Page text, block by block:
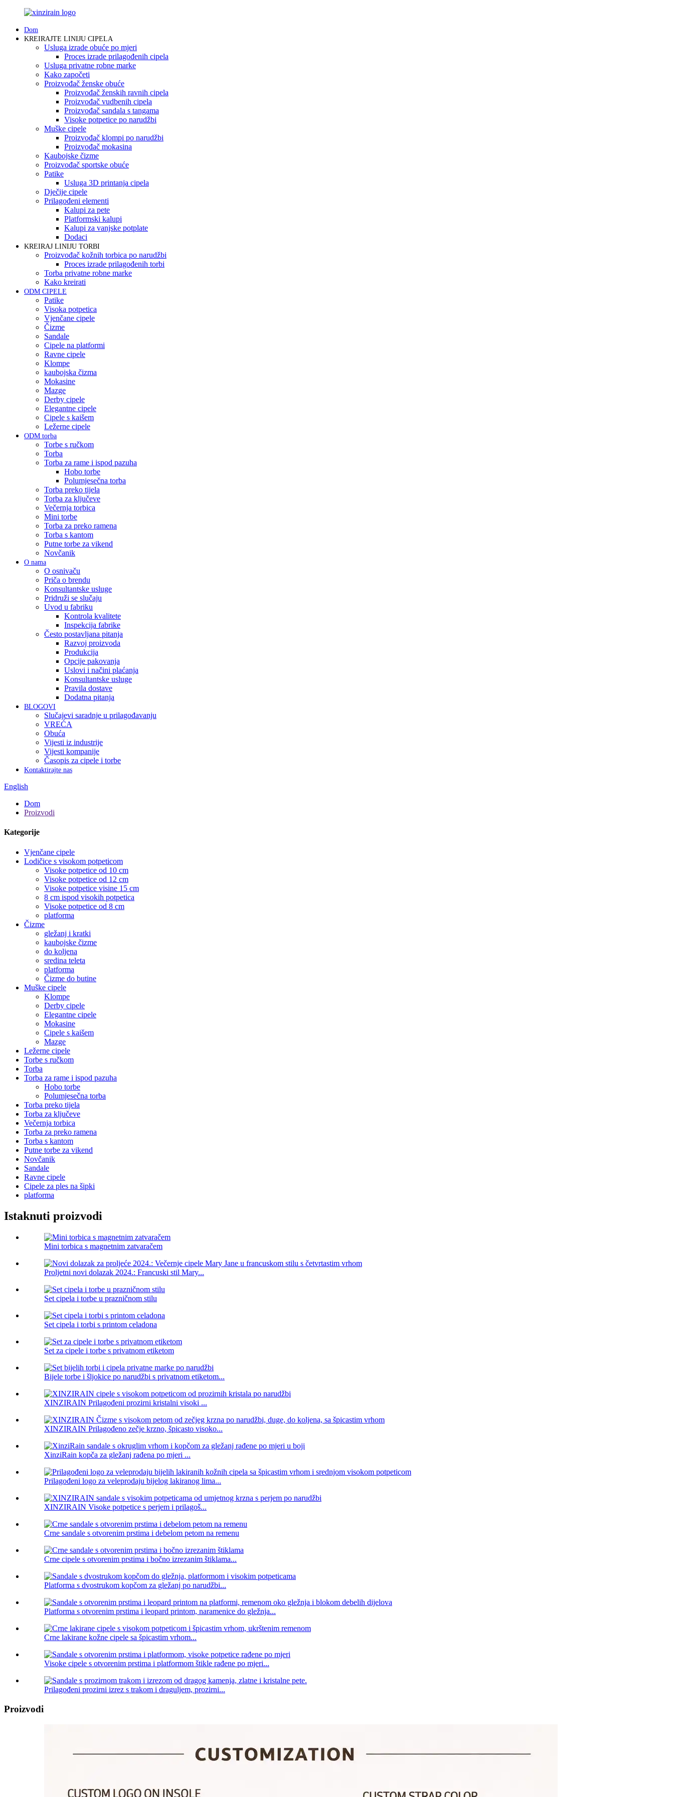
Dom
KREIRAJTE LINIJU CIPELA
Usluga izrade obuće po mjeri
Proces izrade prilagođenih cipela
Usluga privatne robne marke
Kako započeti
Proizvođač ženske obuće
Proizvođač ženskih ravnih cipela
Proizvođač vudbenih cipela
Proizvođač sandala s tangama
Visoke potpetice po narudžbi
Muške cipele
Proizvođač klompi po narudžbi
Proizvođač mokasina
Kaubojske čizme
Proizvođač sportske obuće
Patike
Usluga 3D printanja cipela
Dječije cipele
Prilagođeni elementi
Kalupi za pete
Platformski kalupi
Kalupi za vanjske potplate
Dodaci
KREIRAJ LINIJU TORBI
Proizvođač kožnih torbica po narudžbi
Proces izrade prilagođenih torbi
Torba privatne robne marke
Kako kreirati
ODM CIPELE
Patike
Visoka potpetica
Vjenčane cipele
Čizme
Sandale
Cipele na platformi
Ravne cipele
Klompe
kaubojska čizma
Mokasine
Mazge
Derby cipele
Elegantne cipele
Cipele s kaišem
Ležerne cipele
ODM torba
Torbe s ručkom
Torba
Torba za rame i ispod pazuha
Hobo torbe
Polumjesečna torba
Torba preko tijela
Torba za ključeve
Večernja torbica
Mini torbe
Torba za preko ramena
Torba s kantom
Putne torbe za vikend
Novčanik
O nama
O osnivaču
Priča o brendu
Konsultantske usluge
Pridruži se slučaju
Uvod u fabriku
Kontrola kvalitete
Inspekcija fabrike
Često postavljana pitanja
Razvoj proizvoda
Produkcija
Opcije pakovanja
Uslovi i načini plaćanja
Konsultantske usluge
Pravila dostave
Dodatna pitanja
BLOGOVI
Slučajevi saradnje u prilagođavanju
VREĆA
Obuća
Vijesti iz industrije
Vijesti kompanije
Časopis za cipele i torbe
Kontaktirajte nas
English
Dom
Proizvodi
Kategorije
Vjenčane cipele
Lodičice s visokom potpeticom
Visoke potpetice od 10 cm
Visoke potpetice od 12 cm
Visoke potpetice visine 15 cm
8 cm ispod visokih potpetica
Visoke potpetice od 8 cm
platforma
Čizme
gležanj i kratki
kaubojske čizme
do koljena
sredina teleta
platforma
Čizme do butine
Muške cipele
Klompe
Derby cipele
Elegantne cipele
Mokasine
Cipele s kaišem
Mazge
Ležerne cipele
Torbe s ručkom
Torba
Torba za rame i ispod pazuha
Hobo torbe
Polumjesečna torba
Torba preko tijela
Torba za ključeve
Večernja torbica
Torba za preko ramena
Torba s kantom
Putne torbe za vikend
Novčanik
Sandale
Ravne cipele
Cipele za ples na šipki
platforma
Istaknuti proizvodi
Mini torbica s magnetnim zatvaračem
Proljetni novi dolazak 2024.: Francuski stil Mary...
Set cipela i torbe u prazničnom stilu
Set cipela i torbi s printom celadona
Set za cipele i torbe s privatnom etiketom
Bijele torbe i šljokice po narudžbi s privatnom etiketom...
XINZIRAIN Prilagođeni prozirni kristalni visoki ...
XINZIRAIN Prilagođeno zečje krzno, špicasto visoko...
XinziRain kopča za gležanj rađena po mjeri ...
Prilagođeni logo za veleprodaju bijelog lakiranog lima...
XINZIRAIN Visoke potpetice s perjem i prilagoš...
Crne sandale s otvorenim prstima i debelom petom na remenu
Crne cipele s otvorenim prstima i bočno izrezanim štiklama...
Platforma s dvostrukom kopčom za gležanj po narudžbi...
Platforma s otvorenim prstima i leopard printom, naramenice do gležnja...
Crne lakirane kožne cipele sa špicastim vrhom...
Visoke cipele s otvorenim prstima i platformom štikle rađene po mjeri...
Prilagođeni prozirni izrez s trakom i draguljem, prozirni...
Proizvodi